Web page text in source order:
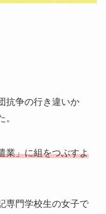
抗争の行き違いか
業」に組をつぶすよ
専門学校生の女子で